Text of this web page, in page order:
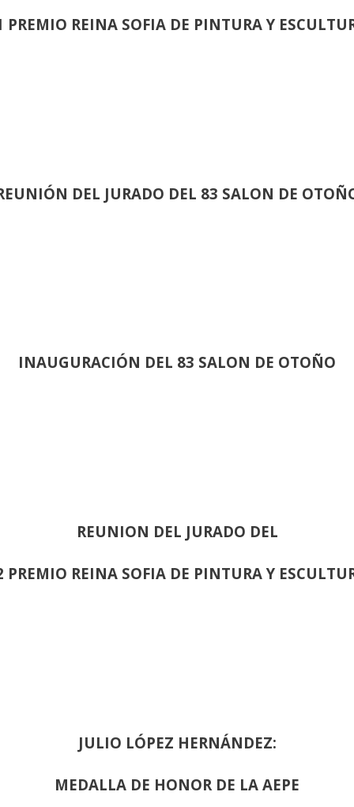
PREMIO REINA SOFIA DE PINTURA Y
DEL JURADO DEL 83 SALON DE
INAUGURACIÓN DEL 83 SALON DE OTOÑO
REUNION DEL JURADO DEL
PREMIO REINA SOFIA DE PINTURA Y
JULIO LÓPEZ HERNÁNDEZ:
MEDALLA DE HONOR DE LA AEPE